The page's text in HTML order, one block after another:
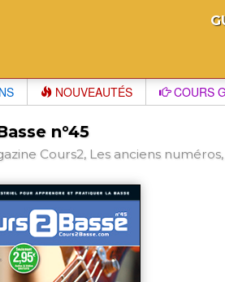
NOUVEAUTÉS COURS
n°45
Cours2, Les anciens